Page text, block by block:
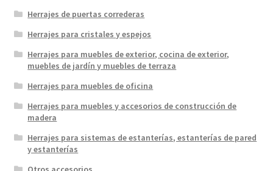
Herrajes de puertas correderas
Herrajes para cristales y espejos
Herrajes para muebles de exterior, cocina de exterior,
muebles de jardín y muebles de terraza
Herrajes para muebles de oficina
Herrajes para muebles y accesorios de construcción de
madera
Herrajes para sistemas de estanterías, estanterías de pared
y estanterías